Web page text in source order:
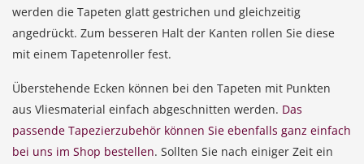
werden die Tapeten glatt gestrichen und gleichzeitig
angedrückt. Zum besseren Halt der Kanten rollen Sie diese
mit einem Tapetenroller fest.
Überstehende Ecken können bei den Tapeten mit Punkten
aus Vliesmaterial einfach abgeschnitten werden. Das
passende Tapezierzubehör können Sie ebenfalls ganz einfach
bei uns im Shop bestellen. Sollten Sie nach einiger Zeit ein